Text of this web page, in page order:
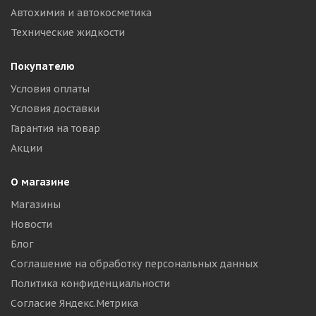
Автохимия и автокосметика
Технические жидкости
Покупателю
Условия оплаты
Условия доставки
Гарантия на товар
Акции
О магазине
Магазины
Новости
Блог
Соглашение на обработку персональных данных
Политика конфиденциальности
Согласие Яндекс.Метрика